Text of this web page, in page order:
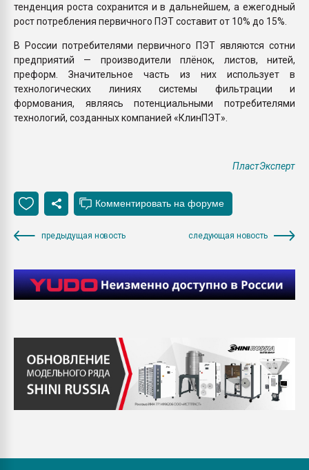
тенденция роста сохранится и в дальнейшем, а ежегодный
рост потребления первичного ПЭТ составит от 10% до 15%.
В России потребителями первичного ПЭТ являются сотни
предприятий — производители плёнок, листов, нитей,
преформ. Значительное часть из них использует в
технологических линиях системы фильтрации и
формования, являясь потенциальными потребителями
технологий, созданных компанией «КлинПЭТ».
ПластЭксперт
предыдущая новость следующая новость